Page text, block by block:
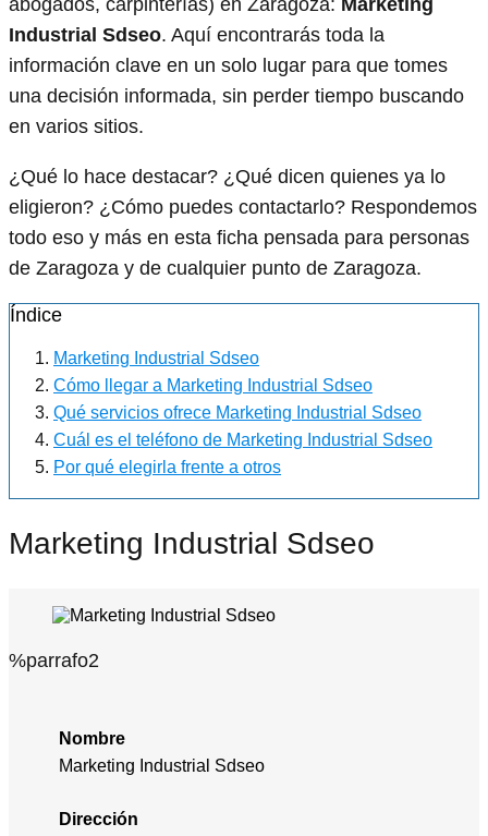
Industrial Sdseo. Aquí encontrarás toda la
información clave en un solo lugar para que tomes
una decisión informada, sin perder tiempo buscando
en varios sitios.
¿Qué lo hace destacar? ¿Qué dicen quienes ya lo
eligieron? ¿Cómo puedes contactarlo? Respondemos
todo eso y más en esta ficha pensada para personas
de Zaragoza y de cualquier punto de Zaragoza.
Índice
Marketing Industrial Sdseo
Cómo llegar a Marketing Industrial Sdseo
Qué servicios ofrece Marketing Industrial Sdseo
Cuál es el teléfono de Marketing Industrial Sdseo
Por qué elegirla frente a otros
Marketing Industrial Sdseo
%parrafo2
Nombre
Marketing Industrial Sdseo
Dirección